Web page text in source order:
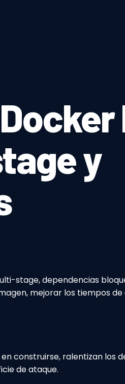
y
stage, dependencias
mejorar los tiempos de
construirse, ralentizan los
de ataque.